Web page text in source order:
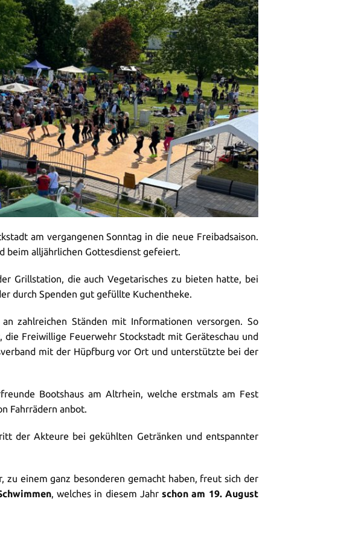
am vergangenen Sonntag in die neue Freibadsaison.
beim alljährlichen Gottesdienst gefeiert.
Grillstation, die auch Vegetarisches zu bieten hatte, bei
durch Spenden gut gefüllte Kuchentheke.
zahlreichen Ständen mit Informationen versorgen. So
Freiwillige Feuerwehr Stockstadt mit Geräteschau und
mit der Hüpfburg vor Ort und unterstützte bei der
Bootshaus am Altrhein, welche erstmals am Fest
Fahrrädern anbot.
der Akteure bei gekühlten Getränken und entspannter
zu einem ganz besonderen gemacht haben, freut sich der
, welches in diesem Jahrschon am 19. August